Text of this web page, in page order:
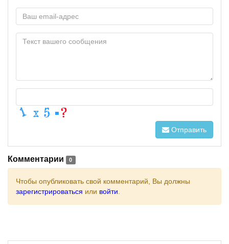
Отправить
Комментарии 0
Чтобы опубликовать свой комментарий, Вы должны
зарегистрироваться или войти